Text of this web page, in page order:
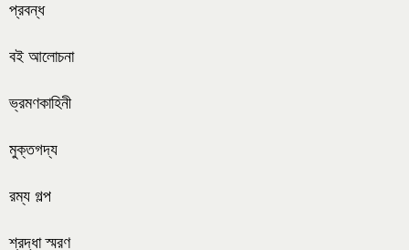
প্রবন্ধ
বই আলোচনা
ভ্রমণকাহিনী
মুক্তগদ্য
রম্য গল্প
শ্রদ্ধা স্মরণ